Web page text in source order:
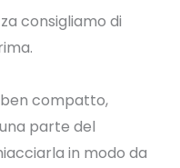
consigliamo di
compatto,
parte del
in modo da